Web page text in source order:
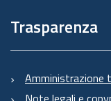
Trasparenza
Amministrazione